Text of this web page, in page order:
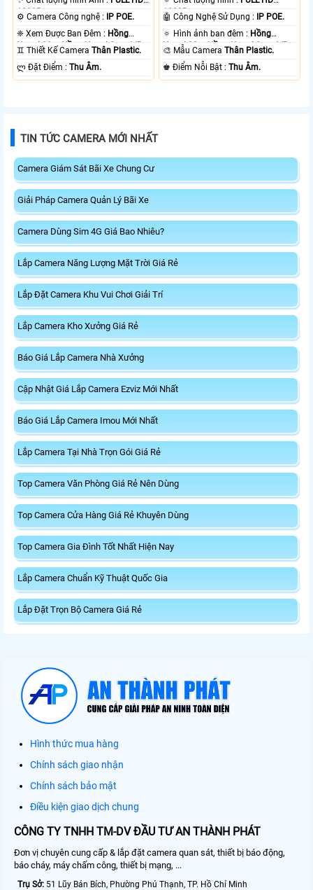
1080P .
⚙ Camera Công nghệ : IP POE.
❈ Xem Được Ban Đêm : Hồng
Ngoại 30m Hồng Ngoại Smart IR.
♊ Thiết Kế CameraThân Plastic.
️ლ Đặt Điểm :Thu Âm.
1080P .
🤖️ Công Nghệ Sử Dụng : IP POE.
🔅 Hình ảnh ban đêm : Hồng
Ngoại 30m Hồng Ngoại Smart IR.
🎨 Mẫu CameraThân Plastic.
️♚ Điểm Nỗi Bật :Thu Âm.
TIN TỨC CAMERA MỚI NHẤT
Camera Giám Sát Bãi Xe Chung Cư
Giải Pháp Camera Quản Lý Bãi Xe
Camera Dùng Sim 4G Giá Bao Nhiêu?
Lắp Camera Năng Lượng Mặt Trời Giá Rẻ
Lắp Đặt Camera Khu Vui Chơi Giải Trí
Lắp Camera Kho Xưởng Giá Rẻ
Báo Giá Lắp Camera Nhà Xưởng
Cập Nhật Giá Lắp Camera Ezviz Mới Nhất
Báo Giá Lắp Camera Imou Mới Nhất
Lắp Camera Tại Nhà Trọn Gói Giá Rẻ
Top Camera Văn Phòng Giá Rẻ Nên Dùng
Top Camera Cửa Hàng Giá Rẻ Khuyên Dùng
Top Camera Gia Đình Tốt Nhất Hiện Nay
Lắp Camera Chuẩn Kỹ Thuật Quốc Gia
Lắp Đặt Trọn Bộ Camera Giá Rẻ
Hình thức mua hàng
Chính sách giao nhận
Chính sách bảo mật
Điều kiện giao dịch chung
CÔNG TY TNHH TM-DV ĐẦU TƯ AN THÀNH PHÁT
Đơn vị chuyên cung cấp & lắp đặt camera quan sát, thiết bị báo động,
báo cháy, máy chấm công, thiết bị mạng, ...
Trụ Sở: 51 Lũy Bán Bích, Phường Phú Thạnh, TP. Hồ Chí Minh